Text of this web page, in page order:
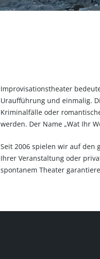
Improvisationstheater
Uraufführung und einmalig.
Kriminalfälle oder
werden. Der Name „Wat Ihr
Seit 2006 spielen wir auf den
Ihrer Veranstaltung oder
spontanem Theater